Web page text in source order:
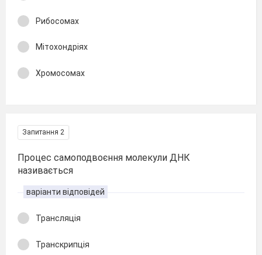
Рибосомах
Мітохондріях
Хромосомах
Запитання 2
Процес самоподвоєння молекули ДНК
називається
варіанти відповідей
Трансляція
Транскрипція